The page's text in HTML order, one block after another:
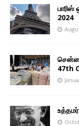
2024
47th
உத்தமர்